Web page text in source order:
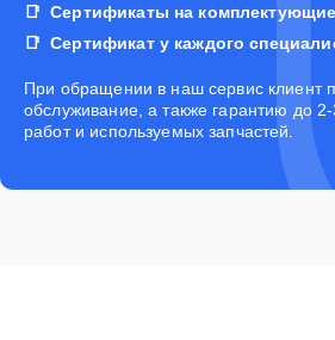
Сертификаты на
Сертификат у каждого
При обращении в наш сервис клиент
обслуживание, а также гарантию до
работ и используемых запчастей.